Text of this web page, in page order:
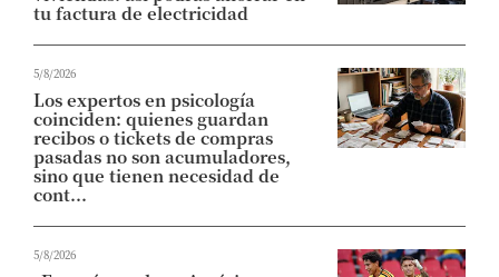
tu factura de electricidad
5/8/2026
Los expertos en psicología
coinciden: quienes guardan
recibos o tickets de compras
pasadas no son acumuladores,
sino que tienen necesidad de
cont...
5/8/2026